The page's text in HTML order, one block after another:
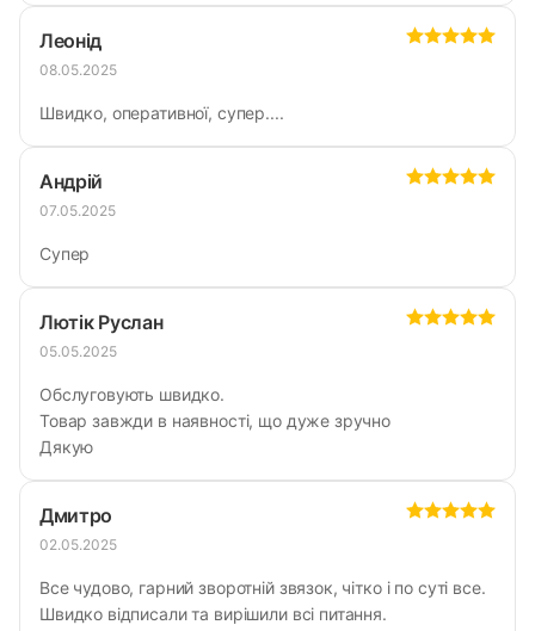
Леонід
08.05.2025
Швидко, оперативної, супер....
Андрій
07.05.2025
Супер
Лютік Руслан
05.05.2025
Обслуговують швидко.
Товар завжди в наявності, що дуже зручно
Дякую
Дмитро
02.05.2025
Все чудово, гарний зворотній звязок, чітко і по суті все.
Швидко відписали та вирішили всі питання.